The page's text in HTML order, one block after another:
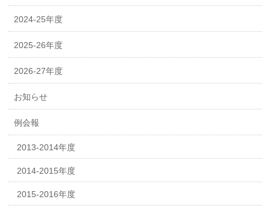
2024-25年度
2025-26年度
2026-27年度
お知らせ
例会報
2013-2014年度
2014-2015年度
2015-2016年度